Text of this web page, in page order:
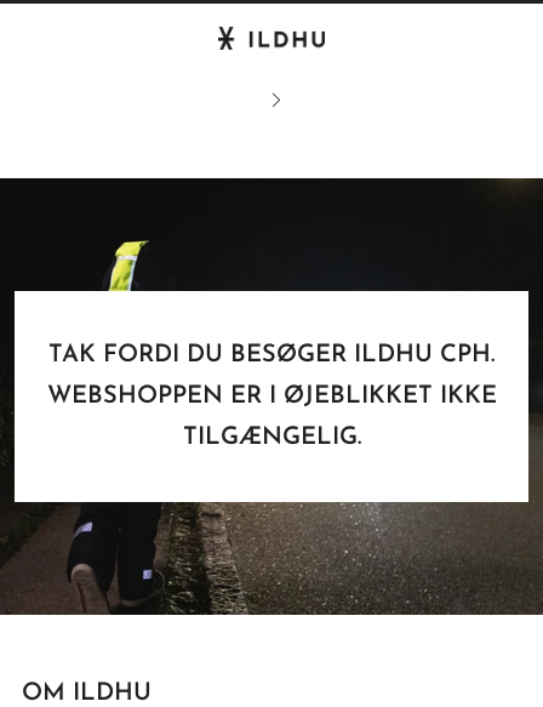
TAK FORDI DU BESØGER ILDHU CPH.
WEBSHOPPEN ER I ØJEBLIKKET IKKE
TILGÆNGELIG.
OM ILDHU